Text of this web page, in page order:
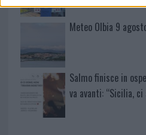
Meteo Olbia 9
Salmo finisce in
va avanti: “Sicilia, ci